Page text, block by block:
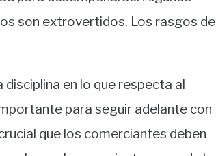
son extrovertidos. Los rasgos de
en lo que respecta al
para seguir adelante con
que los comerciantes deben